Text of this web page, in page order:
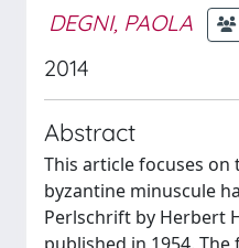
DEGNI, PAOLA
2014
Abstract
This article focuses
byzantine minuscule
Perlschrift by Herbert